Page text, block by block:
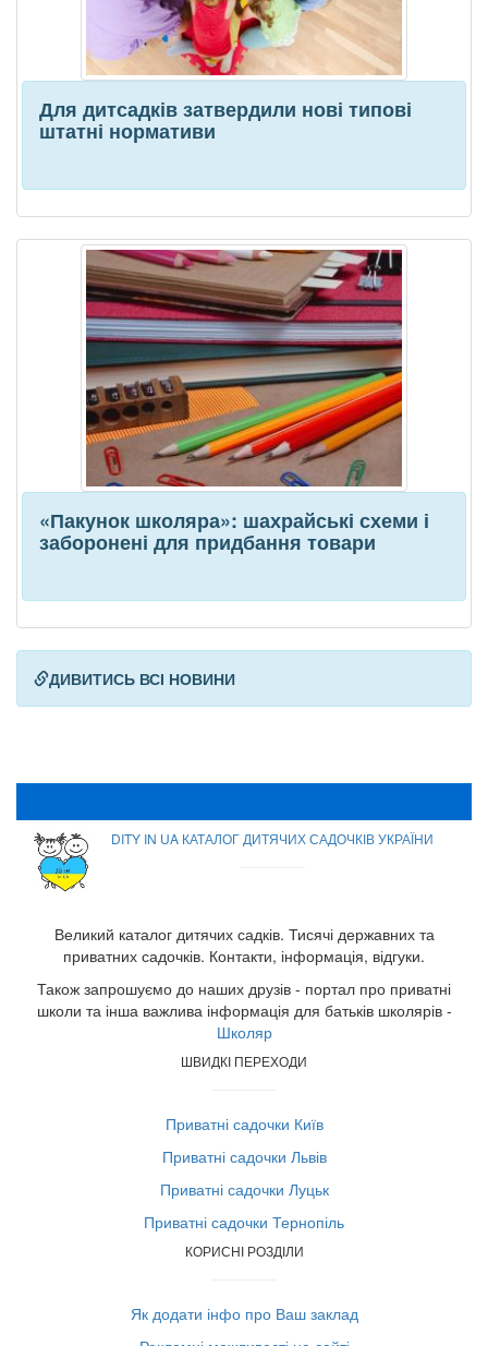
Для дитсадків затвердили нові типові
штатні нормативи
«Пакунок школяра»: шахрайські схеми і
заборонені для придбання товари
ДИВИТИСЬ ВСІ НОВИНИ
DITY IN UA КАТАЛОГ ДИТЯЧИХ САДОЧКІВ УКРАЇНИ
Великий каталог дитячих садків. Тисячі державних та
приватних садочків. Контакти, інформація, відгуки.
Також запрошуємо до наших друзів - портал про приватні
школи та інша важлива інформація для батьків школярів -
Школяр
ШВИДКІ ПЕРЕХОДИ
Приватні садочки Київ
Приватні садочки Львів
Приватні садочки Луцьк
Приватні садочки Тернопіль
КОРИСНІ РОЗДІЛИ
Як додати інфо про Ваш заклад